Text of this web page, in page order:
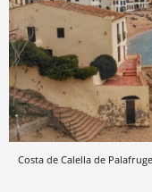
Costa de Calella de